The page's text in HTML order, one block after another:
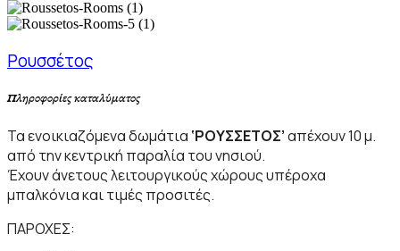
Ρουσσέτος
Πληροφορίες καταλύματος
Τα ενοικιαζόμενα δωμάτια ‘ΡΟΥΣΣΕΤΟΣ’απέχουν 10 μ.
από την κεντρική παραλία του νησιού.
Έχουν άνετους λειτουργικούς χώρους υπέροχα
μπαλκόνια και τιμές προσιτές.
ΠΑΡΟΧΕΣ: